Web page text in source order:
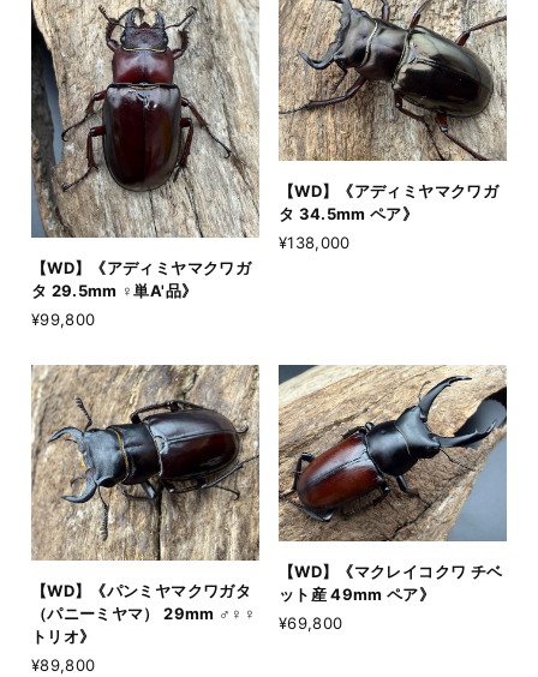
【WD】《アディミヤマクワガ
タ 29.5mm ♀単A'品》
¥99,800
【WD】《アディミヤマクワガ
タ 34.5mm ペア》
¥138,000
【WD】《パンミヤマクワガタ
（パニーミヤマ） 29mm ♂♀♀
トリオ》
¥89,800
【WD】《マクレイコクワ チベ
ット産 49mm ペア》
¥69,800